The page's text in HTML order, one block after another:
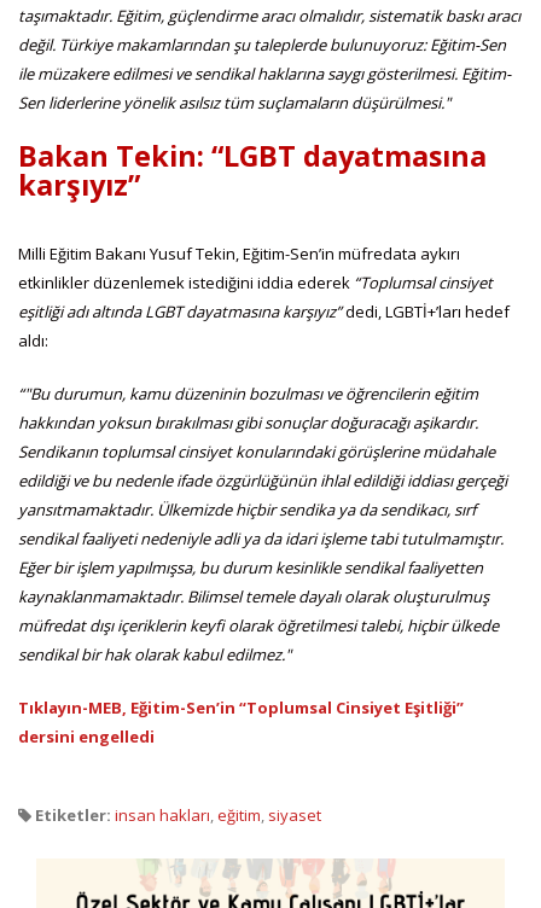
taşımaktadır. Eğitim, güçlendirme aracı olmalıdır, sistematik baskı aracı
değil. Türkiye makamlarından şu taleplerde bulunuyoruz: Eğitim-Sen
ile müzakere edilmesi ve sendikal haklarına saygı gösterilmesi. Eğitim-
Sen liderlerine yönelik asılsız tüm suçlamaların düşürülmesi."
Bakan Tekin: “LGBT dayatmasına
karşıyız”
Milli Eğitim Bakanı Yusuf Tekin, Eğitim-Sen’in müfredata aykırı
etkinlikler düzenlemek istediğini iddia ederek “Toplumsal cinsiyet
eşitliği adı altında LGBT dayatmasına karşıyız”dedi, LGBTİ+’ları hedef
aldı:
“"Bu durumun, kamu düzeninin bozulması ve öğrencilerin eğitim
hakkından yoksun bırakılması gibi sonuçlar doğuracağı aşikardır.
Sendikanın toplumsal cinsiyet konularındaki görüşlerine müdahale
edildiği ve bu nedenle ifade özgürlüğünün ihlal edildiği iddiası gerçeği
yansıtmamaktadır. Ülkemizde hiçbir sendika ya da sendikacı, sırf
sendikal faaliyeti nedeniyle adli ya da idari işleme tabi tutulmamıştır.
Eğer bir işlem yapılmışsa, bu durum kesinlikle sendikal faaliyetten
kaynaklanmamaktadır. Bilimsel temele dayalı olarak oluşturulmuş
müfredat dışı içeriklerin keyfi olarak öğretilmesi talebi, hiçbir ülkede
sendikal bir hak olarak kabul edilmez."
Tıklayın-MEB, Eğitim-Sen’in “Toplumsal Cinsiyet Eşitliği”
dersini engelledi
Etiketler: insan hakları,eğitim, siyaset